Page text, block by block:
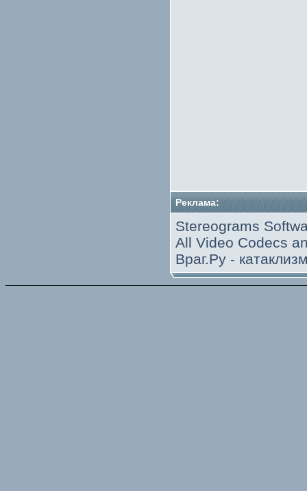
Реклама:
Stereograms
All Video Codecs
Враг.Ру -